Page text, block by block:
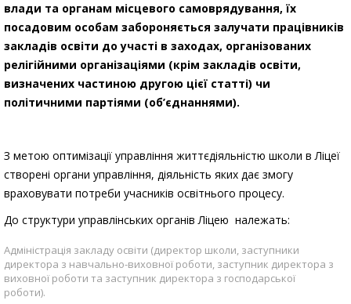
влади та органам місцевого самоврядування, їх
посадовим особам забороняється залучати працівників
закладів освіти до участі в заходах, організованих
релігійними організаціями (крім закладів освіти,
визначених частиною другою цієї статті) чи
політичними партіями (об’єднаннями).
З метою оптимізації управління життєдіяльністю школи в Ліцеї
створені органи управління, діяльність яких дає змогу
враховувати потреби учасників освітнього процесу.
До структури управлінських органів Ліцею належать:
Адміністрація закладу освіти (директор школи, заступники
директора з навчально-виховної роботи, заступник директора з
виховної роботи та заступник директора з господарської
роботи).